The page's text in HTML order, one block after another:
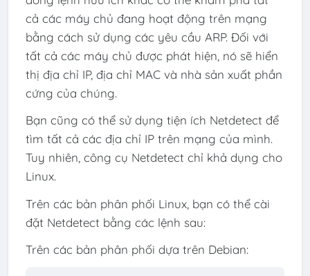
cả các máy chủ đang hoạt động trên mạng
bằng cách sử dụng các yêu cầu ARP. Đối với
tất cả các máy chủ được phát hiện, nó sẽ hiển
thị địa chỉ IP, địa chỉ MAC và nhà sản xuất phần
cứng của chúng.
Bạn cũng có thể sử dụng tiện ích Netdetect để
tìm tất cả các địa chỉ IP trên mạng của mình.
Tuy nhiên, công cụ Netdetect chỉ khả dụng cho
Linux.
Trên các bản phân phối Linux, bạn có thể cài
đặt Netdetect bằng các lệnh sau:
Trên các bản phân phối dựa trên Debian: